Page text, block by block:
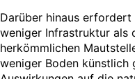
Darüber hinaus erfordert
weniger Infrastruktur als
herkömmlichen
weniger Boden